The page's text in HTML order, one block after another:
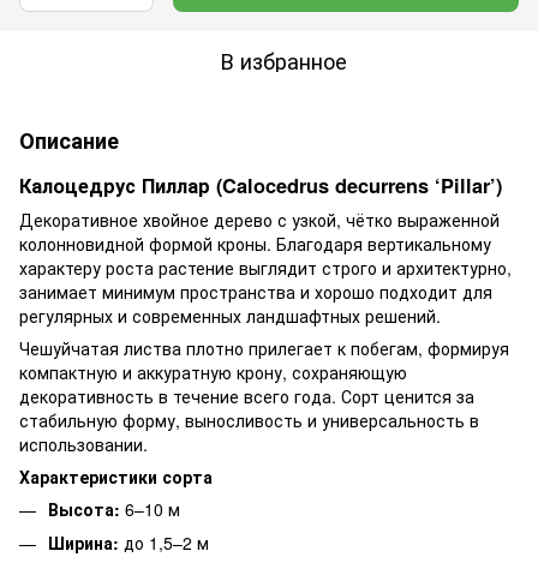
В избранное
Описание
Калоцедрус Пиллар (Calocedrus decurrens ‘Pillar’)
Декоративное хвойное дерево с узкой, чётко выраженной
колонновидной формой кроны. Благодаря вертикальному
характеру роста растение выглядит строго и архитектурно,
занимает минимум пространства и хорошо подходит для
регулярных и современных ландшафтных решений.
Чешуйчатая листва плотно прилегает к побегам, формируя
компактную и аккуратную крону, сохраняющую
декоративность в течение всего года. Сорт ценится за
стабильную форму, выносливость и универсальность в
использовании.
Характеристики сорта
Высота: 6–10 м
Ширина: до 1,5–2 м